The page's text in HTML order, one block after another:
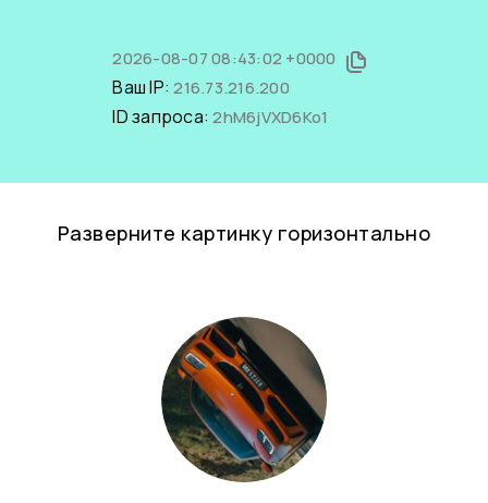
2026-08-07 08:43:02 +0000
Ваш IP:216.73.216.200
ID запроса:2hM6jVXD6Ko1
Разверните картинку горизонтально